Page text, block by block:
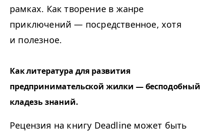
рамках. Как творение в жанре
приключений — посредственное, хотя
и полезное.
Как литература для развития
предпринимательской жилки — бесподобный
кладезь знаний.
Рецензия на книгу Deadline может быть